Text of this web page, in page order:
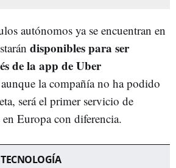
autónomos ya se encuentran en
disponibles para ser
de la app de Uber
la compañía no ha podido
será el primer servicio de
Europa con diferencia.